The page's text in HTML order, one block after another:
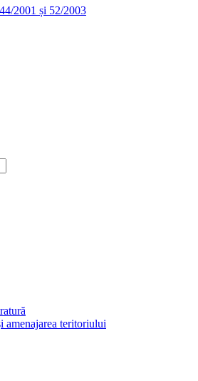
2001 și 52/2003
amenajarea teritoriului